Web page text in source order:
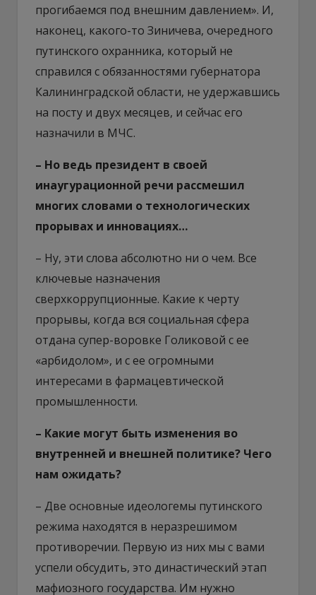
прогибаемся под внешним давлением». И,
наконец, какого-то Зиничева, очередного
путинского охранника, который не
справился с обязанностями губернатора
Калининградской области, не удержавшись
на посту и двух месяцев, и сейчас его
назначили в МЧС.
– Но ведь президент в своей
инаугурационной речи рассмешил
многих словами о технологических
прорывах и инновациях…
– Ну, эти слова абсолютно ни о чем. Все
ключевые назначения
сверхкоррупционные. Какие к черту
прорывы, когда вся социальная сфера
отдана супер-воровке Голиковой с ее
«арбидолом», и с ее огромными
интересами в фармацевтической
промышленности.
– Какие могут быть изменения во
внутренней и внешней политике? Чего
нам ожидать?
– Две основные идеологемы путинского
режима находятся в неразрешимом
противоречии. Первую из них мы с вами
успели обсудить, это династический этап
мафиозного государства. Им нужно